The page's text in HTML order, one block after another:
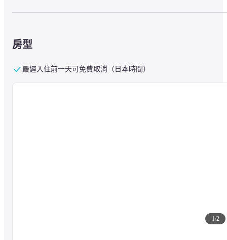
飯店提供超過900間豪華舒適的五星級客房和套房、五間高級食府、
種完善設施包括頂層游泳池，水療服務及設有先進器材的健身中心。
選。
室外游泳池目前因緊急維修暫停開放，直至另行通知。對此造成的不
房型
最遲入住前一天可免費取消（日本時間）
1/2